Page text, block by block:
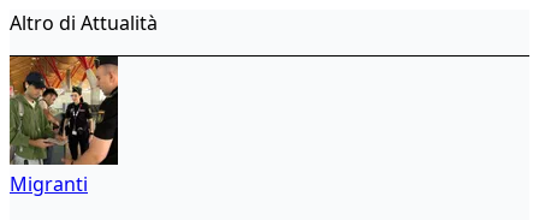
Altro di Attualità
Migranti